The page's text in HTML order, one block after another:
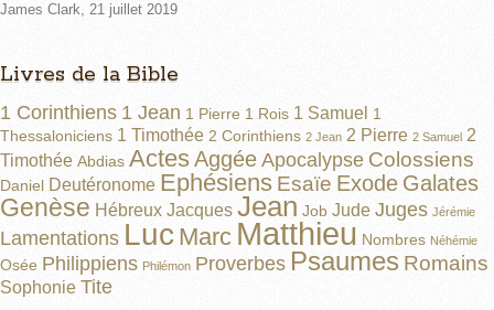
James Clark, 21 juillet 2019
Livres de la Bible
1 Corinthiens 1 Jean 1 Pierre 1 Rois 1 Samuel 1
Thessaloniciens 1 Timothée 2 Corinthiens 2 Jean 2 Pierre 2 Samuel 2
Timothée Abdias ActesAggée Apocalypse Colossiens
Daniel Deutéronome Ephésiens Esaïe Exode Galates
Genèse Hébreux Jacques Jean Job Jude Juges Jérémie
Lamentations Luc Marc Matthieu Nombres Néhémie
Osée Philippiens Philémon Proverbes Psaumes Romains
Sophonie Tite